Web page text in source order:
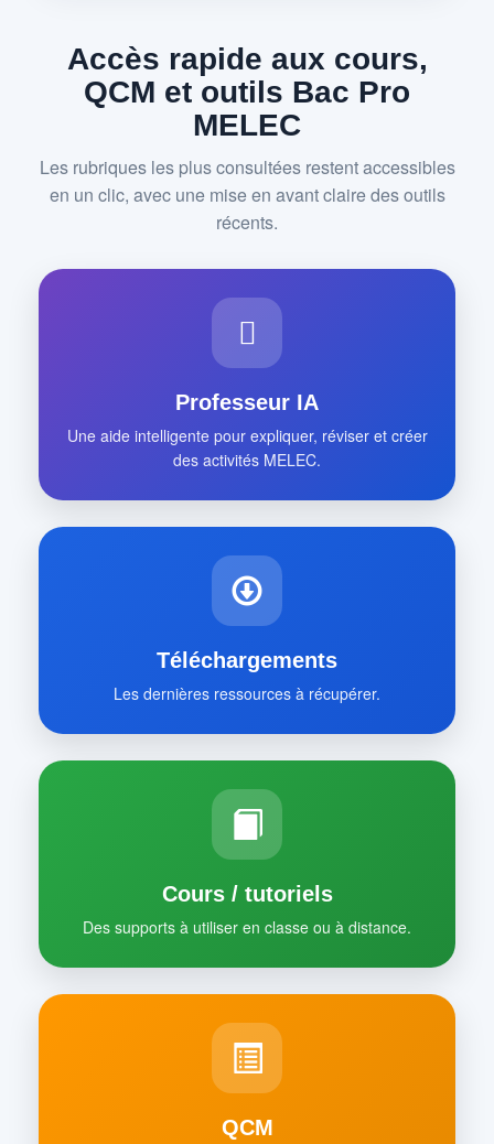
Accès rapide aux cours,
QCM et outils Bac Pro
MELEC
Les rubriques les plus consultées restent accessibles
en un clic, avec une mise en avant claire des outils
récents.
Professeur IA
Une aide intelligente pour expliquer, réviser et créer
des activités MELEC.
Téléchargements
Les dernières ressources à récupérer.
Cours / tutoriels
Des supports à utiliser en classe ou à distance.
QCM